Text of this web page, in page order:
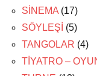
SİNEMA (17)
SÖYLEŞİ (5)
TANGOLAR (4)
TİYATRO –